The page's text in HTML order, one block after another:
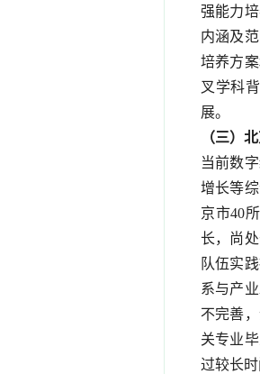
强能力
内涵及
培养方
叉学科
展。
（三）
当前数
增长等
京市40
长，尚
队伍实
系与产
不完善
关专业
过较长